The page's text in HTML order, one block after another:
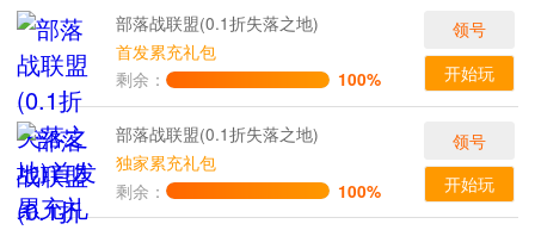
部落战联盟(0.1折失落之地)
首发累充礼包
剩余：
100%
领号
开始玩
部落战联盟(0.1折失落之地)
独家累充礼包
剩余：
100%
领号
开始玩